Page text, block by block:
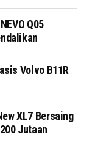
Q05
Volvo B11R
XL7 Bersaing
Jutaan